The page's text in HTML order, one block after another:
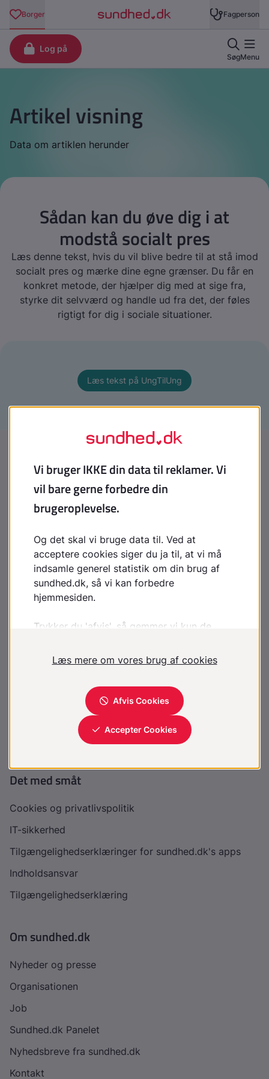
Artikel visning
Data om artiklen herunder
Sådan kan du øve dig i at
modstå socialt pres
Læs denne tekst, hvis du vil blive bedre til at stå imod
socialt pres og mærke dine egne grænser. Du får en
konkret metode, der hjælper dig med at sige fra,
styrke dit selvværd og handle ud fra det, der føles
rigtigt for dig i sociale situationer.
Læs tekst på UngTilUng